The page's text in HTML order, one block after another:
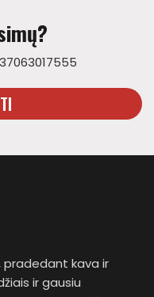
pradedant kava ir
ir gausiu